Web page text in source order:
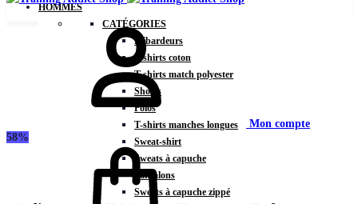
HOMMES
CATÉGORIES
Débardeurs
T-shirts coton
T-shirts match polyester
Shorts
Polos
T-shirts manches longues
Sweat-shirt
Sweats à capuche
Pantalons
Sweats à capuche zippé
Mon compte
58%